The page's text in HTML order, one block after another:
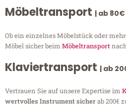
Möbeltransport | ab 80€
Ob ein einzelnes Möbelstück oder
Möbel sicher beim Möbeltransport
Klaviertransport | ab
Vertrauen Sie auf unsere Expertise im
wertvolles Instrument sicherab 200€